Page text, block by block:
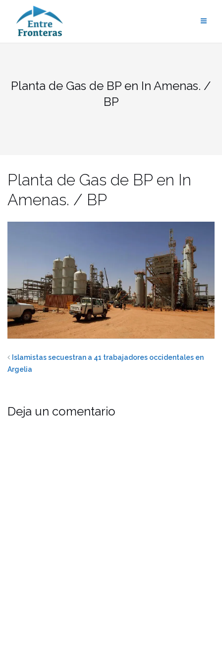
contenido
Planta de Gas de BP en In Amenas. /
BP
Planta de Gas de BP en In
Amenas. / BP
Islamistas secuestran a 41 trabajadores occidentales en
Argelia
Deja un comentario